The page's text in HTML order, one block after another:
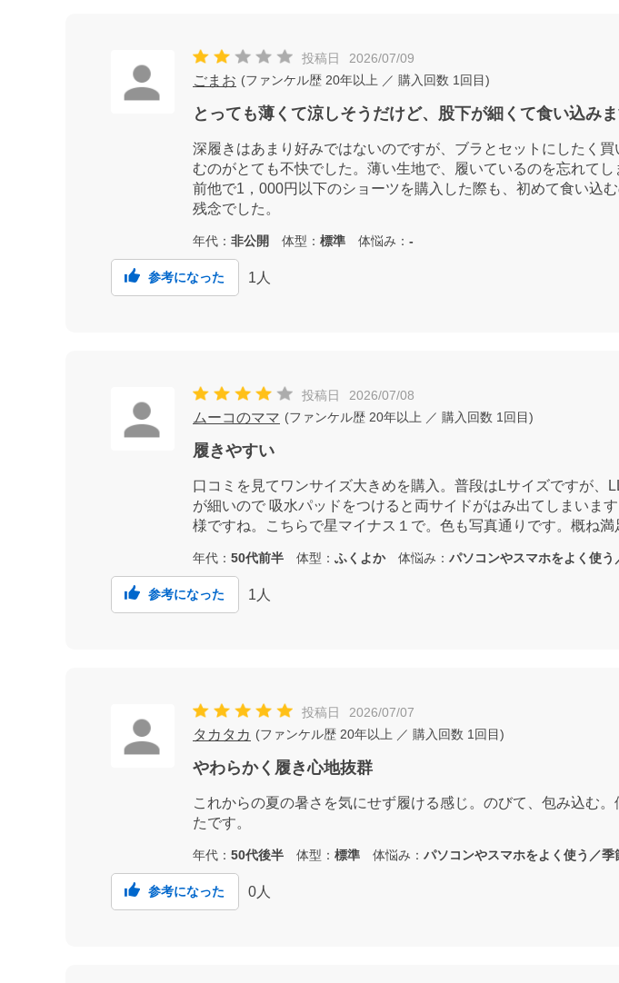
投稿日 2026/07/09
ごまお (ファンケル歴 20年以上 ／ 購入回数 1回目)
とっても薄くて涼しそうだけど、股下が細くて食い込み
深履きはあまり好みではないのですが、ブラとセットにしたく
むのがとても不快でした。薄い生地で、履いているのを忘れて
前他で1，000円以下のショーツを購入した際も、初めて食い込
残念でした。
年代： 非公開 体型： 標準 体悩み： -
参考になった 1 人
投稿日 2026/07/08
ムーコのママ (ファンケル歴 20年以上 ／ 購入回数 1回目)
履きやすい
口コミを見てワンサイズ大きめを購入。普段はLサイズですが
が細いので 吸水パッドをつけると両サイドがはみ出てしまいま
様ですね。こちらで星マイナス１で。色も写真通りです。概ね満
年代： 50代前半 体型： ふくよか体悩み： パソコンやスマホをよく使
参考になった 1 人
投稿日 2026/07/07
タカタカ (ファンケル歴 20年以上 ／ 購入回数 1回目)
やわらかく履き心地抜群
これからの夏の暑さを気にせず履ける感じ。のびて、包み込む
たです。
年代： 50代後半 体型： 標準 体悩み： パソコンやスマホをよく使う／
参考になった 0 人